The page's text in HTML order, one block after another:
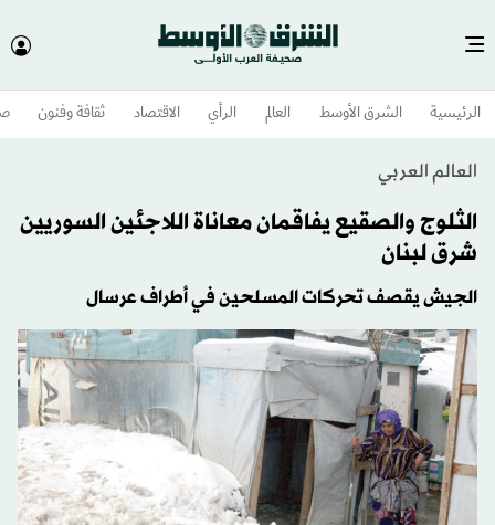
الرئيسية الشرق الأوسط​ العالم الرأي الاقتصاد ثقافة وفنون
العالم العربي
الثلوج والصقيع يفاقمان معاناة اللاجئين السوريين
شرق لبنان
الجيش يقصف تحركات المسلحين في أطراف عرسال